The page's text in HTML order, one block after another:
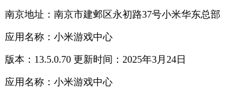
南京地址：南京市建邺区永初路37号小米华东总部
应用名称：小米游戏中心
版本：13.5.0.70 更新时间：2025年3月24日
应用名称：小米游戏中心